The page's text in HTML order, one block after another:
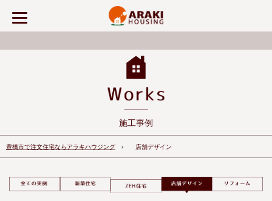
施工事例
豊橋市で注文住宅ならアラキハウジング 店舗デザイン